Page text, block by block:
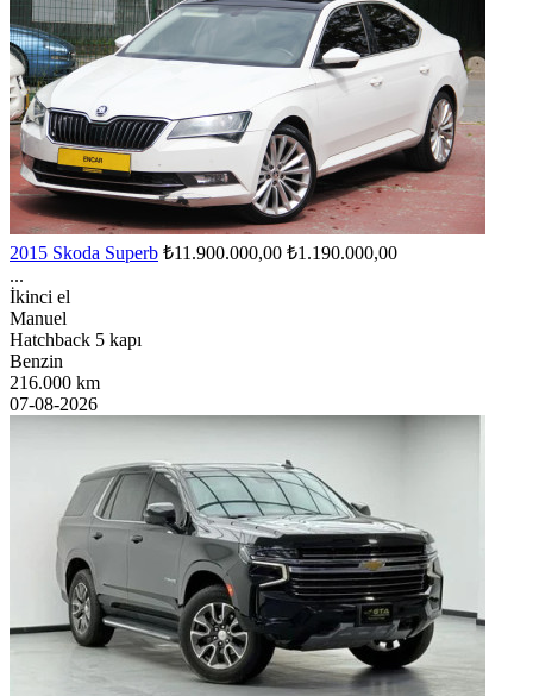
2015 Skoda Superb ₺11.900.000,00 ₺1.190.000,00
...
İkinci el
Manuel
Hatchback 5 kapı
Benzin
216.000 km
07-08-2026